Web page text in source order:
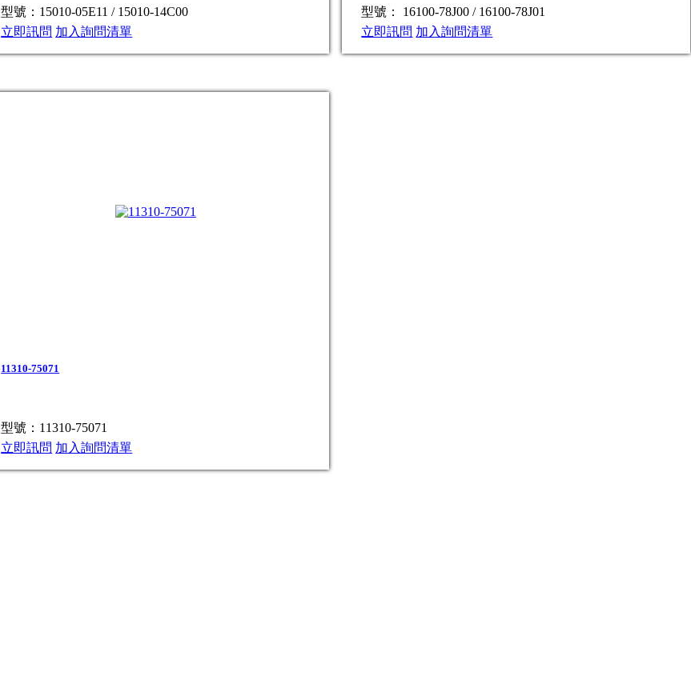
型號：15010-05E11 / 15010-14C00
立即訊問 加入詢問清單
型號： 16100-78J00 / 16100-78J01
立即訊問 加入詢問清單
11310-75071
型號：11310-75071
立即訊問 加入詢問清單